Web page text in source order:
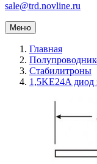
sale@trd.novline.ru
Меню
Главная
Стабилитроны
1,5KE24A